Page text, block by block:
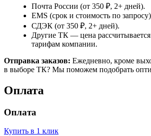
Почта России (от 350 ₽, 2+ дней).
EMS (срок и стоимость по
СДЭК (от 350 ₽, 2+ дней).
Другие ТК — цена
тарифам компании.
Отправка заказов: Ежедневно, кроме
в выборе ТК? Мы поможем подобрать
Оплата
Оплата
Купить в 1 клик